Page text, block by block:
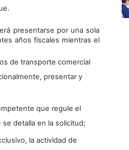
presentarse por una sola
años fiscales mientras el
de transporte comercial
presentar y
que regule el
detalla en la solicitud;
la actividad de